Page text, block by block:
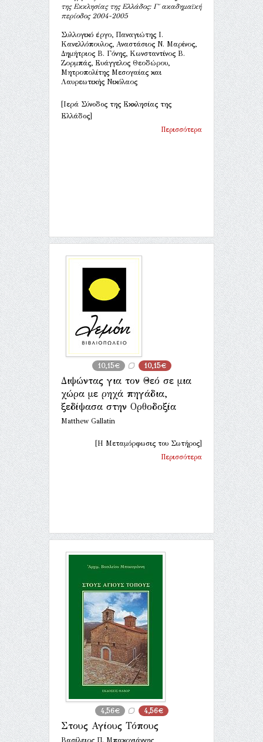
της Εκκλησίας της Ελλάδος: Γ΄ ακαδημαϊκή
περίοδος 2004-2005
Συλλογικό έργο, Παναγιώτης Ι.
Κανελλόπουλος, Αναστάσιος Ν. Μαρίνος,
Δημήτριος Β. Γόνης, Κωνσταντίνος Β.
Ζορμπάς, Ευάγγελος Θεοδώρου,
Μητροπολίτης Μεσογαίας και
Λαυρεωτικής Νικόλαος
[Ιερά Σύνοδος της Εκκλησίας της
Ελλάδος]
Περισσότερα
10,15€ 10,15€
Διψώντας για τον Θεό σε μια
χώρα με ρηχά πηγάδια,
ξεδίψασα στην Ορθοδοξία
Matthew Gallatin
[Η Μεταμόρφωσις του Σωτήρος]
Περισσότερα
4,56€ 4,56€
Στους Αγίους Τόπους
Βασίλειος Π. Μπακογιάννης